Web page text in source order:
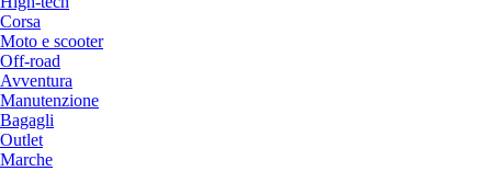
Corsa
Moto e scooter
Off-road
Avventura
Manutenzione
Bagagli
Outlet
Marche